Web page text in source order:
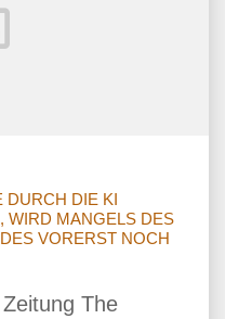
DURCH DIE KI
WIRD MANGELS DES
VORERST NOCH
The